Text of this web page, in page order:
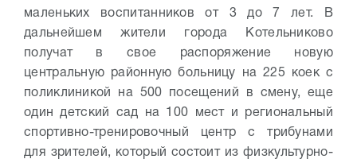
маленьких воспитанников от 3 до 7 лет. В
дальнейшем жители города Котельниково
получат в свое распоряжение новую
центральную районную больницу на 225 коек с
поликлиникой на 500 посещений в смену, еще
один детский сад на 100 мест и региональный
спортивно-тренировочный центр с трибунами
для зрителей, который состоит из физкультурно-